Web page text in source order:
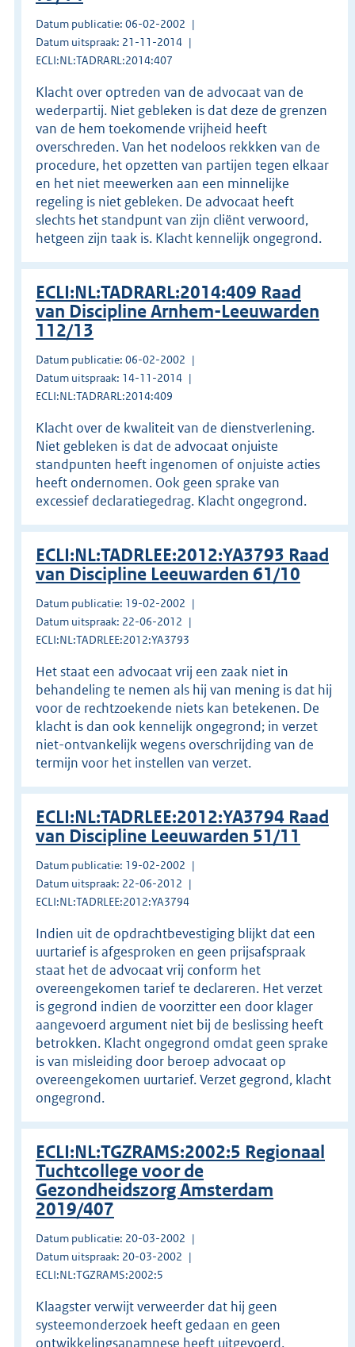
Datum publicatie: 06-02-2002
Datum uitspraak: 21-11-2014
ECLI:NL:TADRARL:2014:407
Klacht over optreden van de advocaat van de
wederpartij. Niet gebleken is dat deze de grenzen
van de hem toekomende vrijheid heeft
overschreden. Van het nodeloos rekkken van de
procedure, het opzetten van partijen tegen elkaar
en het niet meewerken aan een minnelijke
regeling is niet gebleken. De advocaat heeft
slechts het standpunt van zijn cliënt verwoord,
hetgeen zijn taak is. Klacht kennelijk ongegrond.
ECLI:NL:TADRARL:2014:409 Raad
van Discipline Arnhem-Leeuwarden
112/13
Datum publicatie: 06-02-2002
Datum uitspraak: 14-11-2014
ECLI:NL:TADRARL:2014:409
Klacht over de kwaliteit van de dienstverlening.
Niet gebleken is dat de advocaat onjuiste
standpunten heeft ingenomen of onjuiste acties
heeft ondernomen. Ook geen sprake van
excessief declaratiegedrag. Klacht ongegrond.
ECLI:NL:TADRLEE:2012:YA3793 Raad
van Discipline Leeuwarden 61/10
Datum publicatie: 19-02-2002
Datum uitspraak: 22-06-2012
ECLI:NL:TADRLEE:2012:YA3793
Het staat een advocaat vrij een zaak niet in
behandeling te nemen als hij van mening is dat hij
voor de rechtzoekende niets kan betekenen. De
klacht is dan ook kennelijk ongegrond; in verzet
niet-ontvankelijk wegens overschrijding van de
termijn voor het instellen van verzet.
ECLI:NL:TADRLEE:2012:YA3794 Raad
van Discipline Leeuwarden 51/11
Datum publicatie: 19-02-2002
Datum uitspraak: 22-06-2012
ECLI:NL:TADRLEE:2012:YA3794
Indien uit de opdrachtbevestiging blijkt dat een
uurtarief is afgesproken en geen prijsafspraak
staat het de advocaat vrij conform het
overeengekomen tarief te declareren. Het verzet
is gegrond indien de voorzitter een door klager
aangevoerd argument niet bij de beslissing heeft
betrokken. Klacht ongegrond omdat geen sprake
is van misleiding door beroep advocaat op
overeengekomen uurtarief. Verzet gegrond, klacht
ongegrond.
ECLI:NL:TGZRAMS:2002:5 Regionaal
Tuchtcollege voor de
Gezondheidszorg Amsterdam
2019/407
Datum publicatie: 20-03-2002
Datum uitspraak: 20-03-2002
ECLI:NL:TGZRAMS:2002:5
Klaagster verwijt verweerder dat hij geen
systeemonderzoek heeft gedaan en geen
ontwikkelingsanamnese heeft uitgevoerd,